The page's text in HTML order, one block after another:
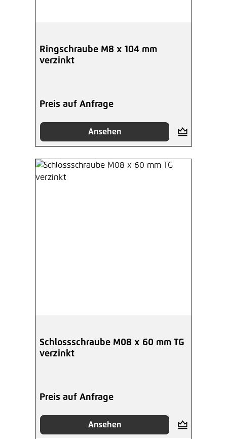
Ringschraube M8 x 104 mm
verzinkt
Preis auf Anfrage
Ansehen
Schlossschraube M08 x 60 mm TG
verzinkt
Preis auf Anfrage
Ansehen